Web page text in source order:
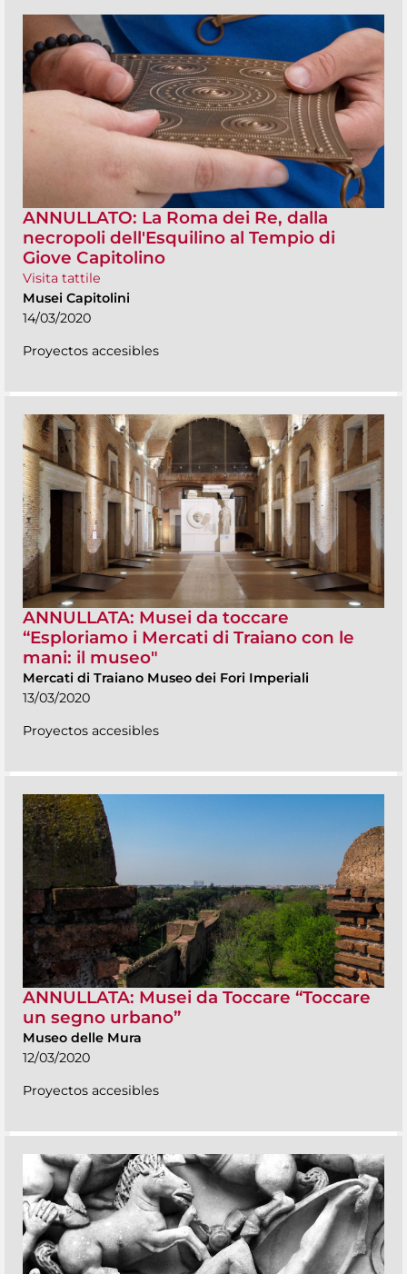
ANNULLATO: La Roma dei Re, dalla
necropoli dell'Esquilino al Tempio di
Giove Capitolino
Visita tattile
Musei Capitolini
14/03/2020
Proyectos accesibles
ANNULLATA: Musei da toccare
“Esploriamo i Mercati di Traiano con le
mani: il museo"
Mercati di Traiano Museo dei Fori Imperiali
13/03/2020
Proyectos accesibles
ANNULLATA: Musei da Toccare “Toccare
un segno urbano”
Museo delle Mura
12/03/2020
Proyectos accesibles